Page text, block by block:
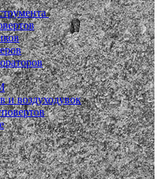
и воздуходувок